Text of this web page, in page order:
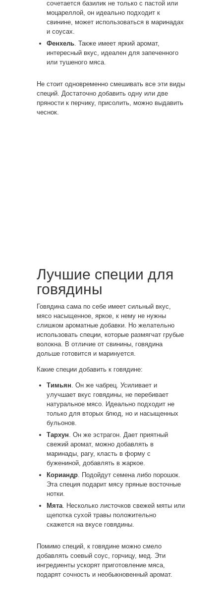
сочетается базилик не только с пастой или
моцареллой, он идеально подходит к
свинине, может использоваться в маринадах
и соусах.
Фенхель . Также имеет яркий аромат,
интересный вкус, идеален для запеченного
или тушеного мяса.
Не стоит одновременно смешивать все эти виды
специй. Достаточно добавить одну или две
пряности к перчику, присолить, можно выдавить
чеснок.
Лучшие специи для
говядины
Говядина сама по себе имеет сильный вкус,
мясо насыщенное, яркое, к нему не нужны
слишком ароматные добавки. Но желательно
использовать специи, которые размягчат грубые
волокна. В отличие от свинины, говядина
дольше готовится и маринуется.
Какие специи добавить к говядине:
Тимьян . Он же чабрец. Усиливает и
улучшает вкус говядины, не перебивает
натуральное мясо. Идеально подходит не
только для вторых блюд, но и насыщенных
бульонов.
Тархун . Он же эстрагон. Дает приятный
свежий аромат, можно добавлять в
маринады, рагу, класть в форму с
бужениной, добавлять в жаркое.
Кориандр . Подойдут семена либо порошок.
Эта специя подарит мясу пряные восточные
нотки.
Мята . Несколько листочков свежей мяты или
щепотка сухой травы положительно
скажется на вкусе говядины.
Помимо специй, к говядине можно смело
добавлять соевый соус, горчицу, мед. Эти
ингредиенты ускорят приготовление мяса,
подарят сочность и необыкновенный аромат.